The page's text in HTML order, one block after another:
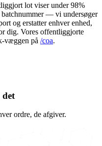
lot viser under 98%
— vi undersøger
og erstatter enhver enhed,
dig. Vores offentliggjorte
væggen på /coa.
ordre, de afgiver.